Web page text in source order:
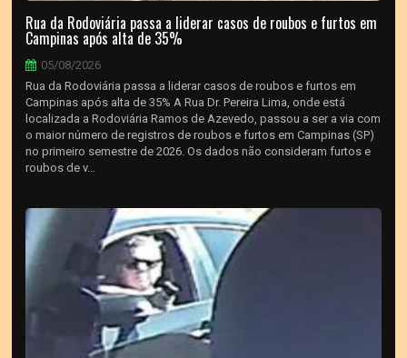
Rua da Rodoviária passa a liderar casos de roubos e furtos em
Campinas após alta de 35%
05/08/2026
Rua da Rodoviária passa a liderar casos de roubos e furtos em
Campinas após alta de 35% A Rua Dr. Pereira Lima, onde está
localizada a Rodoviária Ramos de Azevedo, passou a ser a via com
o maior número de registros de roubos e furtos em Campinas (SP)
no primeiro semestre de 2026. Os dados não consideram furtos e
roubos de v...